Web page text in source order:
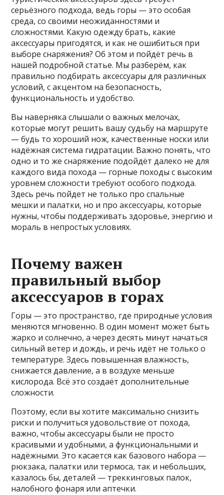
серьёзного подхода, ведь горы — это особая
среда, со своими неожиданностями и
сложностями. Какую одежду брать, какие
аксессуары пригодятся, и как не ошибиться при
выборе снаряжения? Об этом и пойдёт речь в
нашей подробной статье. Мы разберём, как
правильно подбирать аксессуары для различных
условий, с акцентом на безопасность,
функциональность и удобство.
Вы наверняка слышали о важных мелочах,
которые могут решить вашу судьбу на маршруте
— будь то хороший нож, качественные носки или
надёжная система гидратации. Важно понять, что
одно и то же снаряжение подойдёт далеко не для
каждого вида похода — горные походы с высоким
уровнем сложности требуют особого подхода.
Здесь речь пойдет не только про спальные
мешки и палатки, но и про аксессуары, которые
нужны, чтобы поддерживать здоровье, энергию и
мораль в непростых условиях.
Почему важен
правильный выбор
аксессуаров в горах
Горы — это пространство, где природные условия
меняются мгновенно. В один момент может быть
жарко и солнечно, а через десять минут начаться
сильный ветер и дождь, и речь идёт не только о
температуре. Здесь повышенная влажность,
снижается давление, а в воздухе меньше
кислорода. Всё это создаёт дополнительные
сложности.
Поэтому, если вы хотите максимально снизить
риски и получиться удовольствие от похода,
важно, чтобы аксессуары были не просто
красивыми и удобными, а функциональными и
надёжными. Это касается как базового набора —
рюкзака, палатки или термоса, так и небольших,
казалось бы, деталей — треккинговых палок,
налобного фонаря или аптечки.